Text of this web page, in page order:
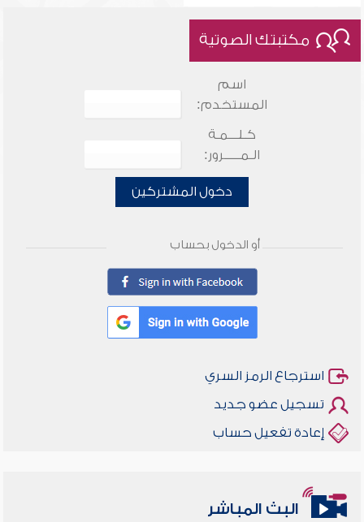
مكتبتك الصوتية
اسم
المستخدم:
كـلـــمـة
الـمـــــرور:
دخول المشتركين
أو الدخول بحساب
استرجاع الرمز السري
تسجيل عضو جديد
إعادة تفعيل حساب
البث المباشر
أخلاقنا أصالة ومعاصرة